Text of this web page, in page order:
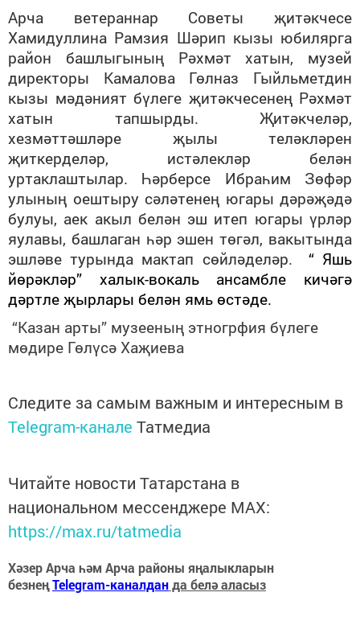
Арча ветераннар Советы җитәкчесе
Хамидуллина Рамзия Шәрип кызы юбилярга
район башлыгының Рәхмәт хатын, музей
директоры Камалова Гөлназ Гыйльметдин
кызы мәдәният бүлеге җитәкчесенең Рәхмәт
хатын тапшырды. Җитәкчеләр,
хезмәттәшләре җылы теләкләрен
җиткерделәр, истәлекләр белән
уртаклаштылар. Һәрберсе Ибраһим Зөфәр
улының оештыру сәләтенең югары дәрәҗәдә
булуы, аек акыл белән эш итеп югары үрләр
яулавы, башлаган һәр эшен төгәл, вакытында
эшләве турында мактап сөйләделәр. “ Яшь
йөрәкләр” халык-вокаль ансамбле кичәгә
дәртле җырлары белән ямь өстәде.
“Казан арты” музееның этногрфия бүлеге
мөдире Гөлүсә Хаҗиева
Следите за самым важным и интересным в
Telegram-канале Татмедиа
Читайте новости Татарстана в
национальном мессенджере MАХ:
https://max.ru/tatmedia
Хәзер Арча һәм Арча районы яңалыкларын
безнеңTelegram-каналданда белә аласыз